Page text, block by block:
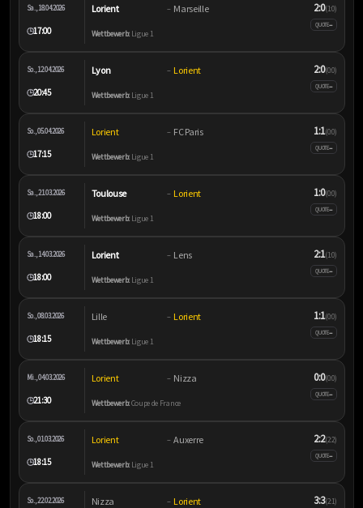
Sa., 18.04.2026
🕒17:00
Lorient – Marseille
Wettbewerb:Ligue 1
2:0(1:0)
QUOTE–
So., 12.04.2026
🕒20:45
Lyon – Lorient
Wettbewerb:Ligue 1
2:0(0:0)
QUOTE–
So., 05.04.2026
🕒17:15
Lorient – FC Paris
Wettbewerb:Ligue 1
1:1(0:0)
QUOTE–
Sa., 21.03.2026
🕒18:00
Toulouse – Lorient
Wettbewerb:Ligue 1
1:0(0:0)
QUOTE–
Sa., 14.03.2026
🕒18:00
Lorient – Lens
Wettbewerb:Ligue 1
2:1(1:0)
QUOTE–
So., 08.03.2026
🕒18:15
Lille – Lorient
Wettbewerb:Ligue 1
1:1(0:0)
QUOTE–
Mi., 04.03.2026
🕒21:30
Lorient – Nizza
Wettbewerb:Coupe de France
0:0(0:0)
QUOTE–
So., 01.03.2026
🕒18:15
Lorient – Auxerre
Wettbewerb:Ligue 1
2:2(2:2)
QUOTE–
So., 22.02.2026 Nizza – Lorient 3:3(2:1)